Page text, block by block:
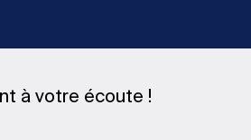
à votre écoute !